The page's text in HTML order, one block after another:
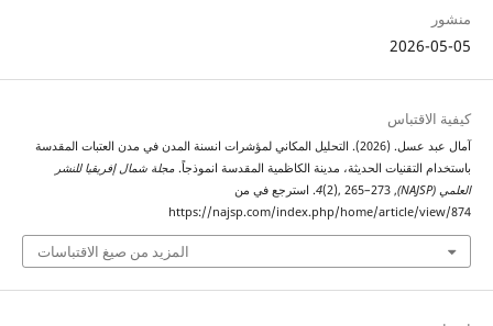
منشور
2026-05-05
كيفية الاقتباس
آمال عبد عسل. (2026). التحليل المكاني لمؤشرات انسنة المدن في مدن العتبات المقدسة
باستخدام التقنيات الحديثة، مدينة الكاظمية المقدسة انموذجاً. مجلة شمال إفريقيا للنشر
العلمي (NAJSP)
,
4(2), 265–273. استرجع في من
https://najsp.com/index.php/home/article/view/874
المزيد من صيغ الاقتباسات